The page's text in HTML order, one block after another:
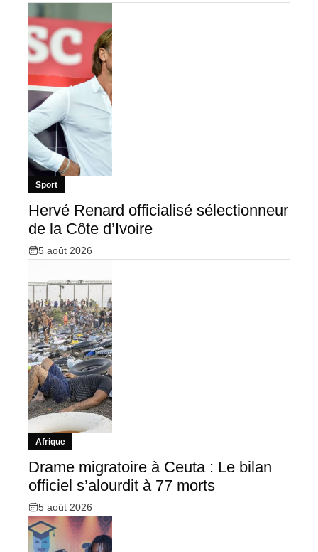
Sport
Hervé Renard officialisé sélectionneur
de la Côte d’Ivoire
5 août 2026
Afrique
Drame migratoire à Ceuta : Le bilan
officiel s’alourdit à 77 morts
5 août 2026